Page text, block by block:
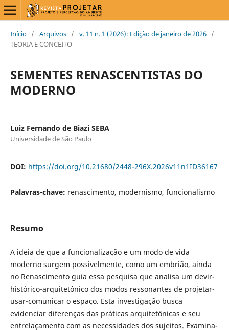
Início / Arquivos / v. 11 n. 1 (2026): Edição de janeiro de 2026 /
TEORIA E CONCEITO
SEMENTES RENASCENTISTAS DO
MODERNO
Luiz Fernando de Biazi SEBA
Universidade de São Paulo
DOI: https://doi.org/10.21680/2448-296X.2026v11n1ID36167
Palavras-chave: renascimento, modernismo, funcionalismo
Resumo
A ideia de que a funcionalização e um modo de vida
moderno surgem possivelmente, como um embrião, ainda
no Renascimento guia essa pesquisa que analisa um devir-
histórico-arquitetônico dos modos ressonantes de projetar-
usar-comunicar o espaço. Esta investigação busca
evidenciar diferenças das práticas arquitetônicas e seu
entrelaçamento com as necessidades dos sujeitos. Examina-